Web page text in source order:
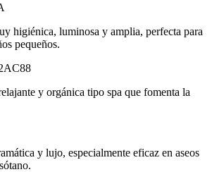
higiénica, luminosa y amplia, perfecta para
pequeños.
y orgánica tipo spa que fomenta la
y lujo, especialmente eficaz en aseos